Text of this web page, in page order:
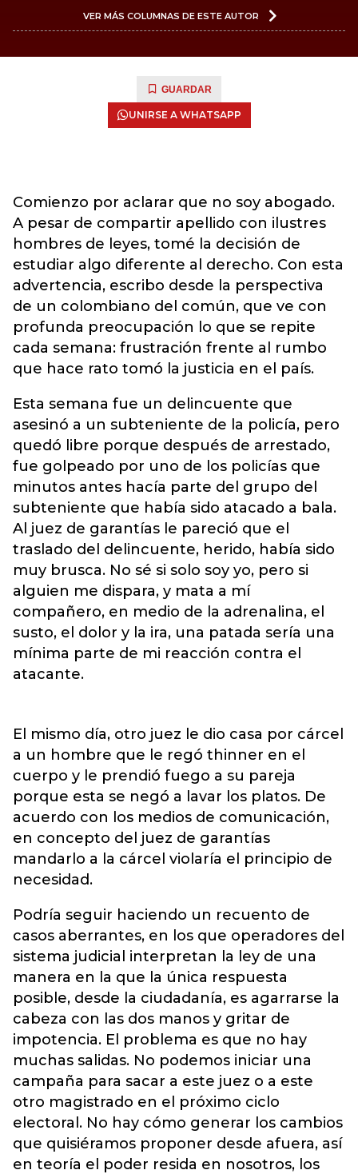
VER MÁS COLUMNAS DE ESTE AUTOR
GUARDAR
UNIRSE A WHATSAPP
Comienzo por aclarar que no soy abogado.
A pesar de compartir apellido con ilustres
hombres de leyes, tomé la decisión de
estudiar algo diferente al derecho. Con esta
advertencia, escribo desde la perspectiva
de un colombiano del común, que ve con
profunda preocupación lo que se repite
cada semana: frustración frente al rumbo
que hace rato tomó la justicia en el país.
Esta semana fue un delincuente que
asesinó a un subteniente de la policía, pero
quedó libre porque después de arrestado,
fue golpeado por uno de los policías que
minutos antes hacía parte del grupo del
subteniente que había sido atacado a bala.
Al juez de garantías le pareció que el
traslado del delincuente, herido, había sido
muy brusca. No sé si solo soy yo, pero si
alguien me dispara, y mata a mí
compañero, en medio de la adrenalina, el
susto, el dolor y la ira, una patada sería una
mínima parte de mi reacción contra el
atacante.
El mismo día, otro juez le dio casa por cárcel
a un hombre que le regó thinner en el
cuerpo y le prendió fuego a su pareja
porque esta se negó a lavar los platos. De
acuerdo con los medios de comunicación,
en concepto del juez de garantías
mandarlo a la cárcel violaría el principio de
necesidad.
Podría seguir haciendo un recuento de
casos aberrantes, en los que operadores del
sistema judicial interpretan la ley de una
manera en la que la única respuesta
posible, desde la ciudadanía, es agarrarse la
cabeza con las dos manos y gritar de
impotencia. El problema es que no hay
muchas salidas. No podemos iniciar una
campaña para sacar a este juez o a este
otro magistrado en el próximo ciclo
electoral. No hay cómo generar los cambios
que quisiéramos proponer desde afuera, así
en teoría el poder resida en nosotros, los